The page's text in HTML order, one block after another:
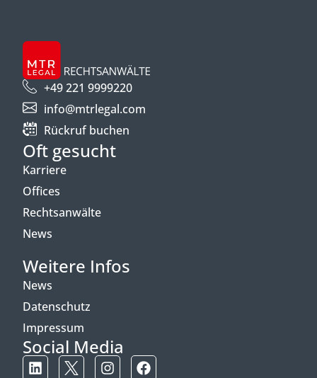
+49 221 9999220
info@mtrlegal.com
Rückruf buchen
Oft gesucht
Karriere
Offices
Rechtsanwälte
News
Weitere Infos
News
Datenschutz
Impressum
Social Media